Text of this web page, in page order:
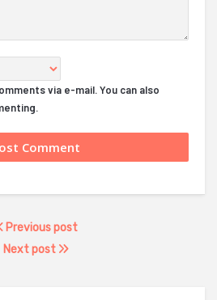
via e-mail. You can also
Previous post
Next post